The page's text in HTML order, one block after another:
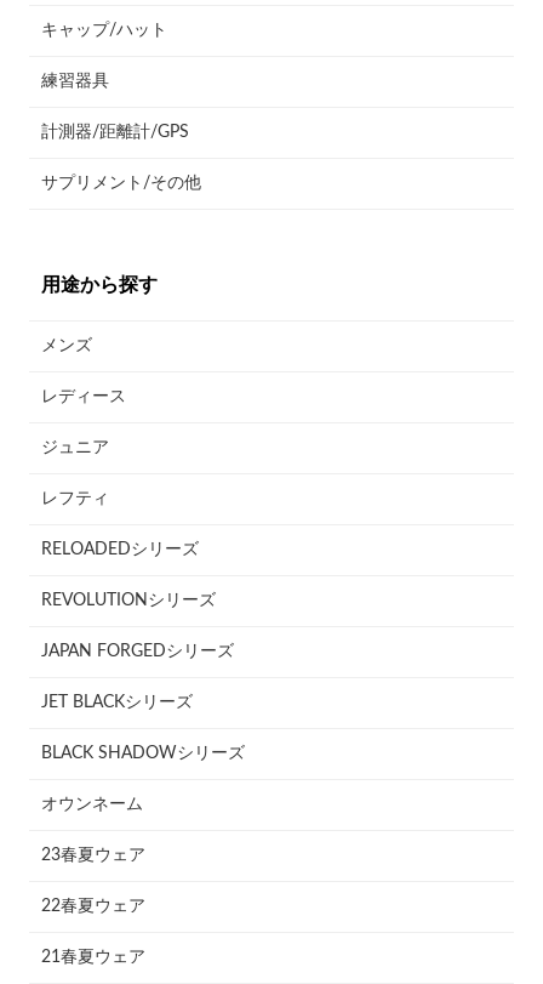
キャップ/ハット
練習器具
計測器/距離計/GPS
サプリメント/その他
用途から探す
メンズ
レディース
ジュニア
レフティ
RELOADEDシリーズ
REVOLUTIONシリーズ
JAPAN FORGEDシリーズ
JET BLACKシリーズ
BLACK SHADOWシリーズ
オウンネーム
23春夏ウェア
22春夏ウェア
21春夏ウェア